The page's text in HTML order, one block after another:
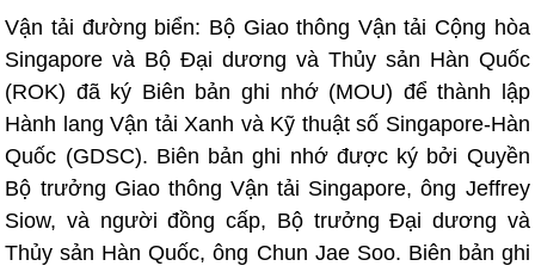
Vận tải đường biển: Bộ Giao thông Vận tải Cộng hòa
Singapore và Bộ Đại dương và Thủy sản Hàn Quốc
(ROK) đã ký Biên bản ghi nhớ (MOU) để thành lập
Hành lang Vận tải Xanh và Kỹ thuật số Singapore-Hàn
Quốc (GDSC). Biên bản ghi nhớ được ký bởi Quyền
Bộ trưởng Giao thông Vận tải Singapore, ông Jeffrey
Siow, và người đồng cấp, Bộ trưởng Đại dương và
Thủy sản Hàn Quốc, ông Chun Jae Soo. Biên bản ghi